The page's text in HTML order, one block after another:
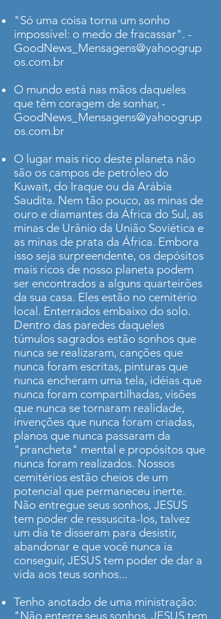
"Só uma coisa torna um sonho
impossível: o medo de fracassar". -
GoodNews_Mensagens@yahoogrup
os.com.br
O mundo está nas mãos daqueles
que têm coragem de sonhar, -
GoodNews_Mensagens@yahoogrup
os.com.br
O lugar mais rico deste planeta não
são os campos de petróleo do
Kuwait, do Iraque ou da Arábia
Saudita. Nem tão pouco, as minas de
ouro e diamantes da África do Sul, as
minas de Urânio da União Soviética e
as minas de prata da África. Embora
isso seja surpreendente, os depósitos
mais ricos de nosso planeta podem
ser encontrados a alguns quarteirões
da sua casa. Eles estão no cemitério
local. Enterrados embaixo do solo.
Dentro das paredes daqueles
túmulos sagrados estão sonhos que
nunca se realizaram, canções que
nunca foram escritas, pinturas que
nunca encheram uma tela, idéias que
nunca foram compartilhadas, visões
que nunca se tornaram realidade,
invenções que nunca foram criadas,
planos que nunca passaram da
"prancheta" mental e propósitos que
nunca foram realizados. Nossos
cemitérios estão cheios de um
potencial que permaneceu inerte.
Não entregue seus sonhos, JESUS
tem poder de ressuscita-los, talvez
um dia te disseram para desistir,
abandonar e que você nunca ia
conseguir, JESUS tem poder de dar a
vida aos teus sonhos...
Tenho anotado de uma ministração:
"Não enterre seus sonhos, JESUS tem